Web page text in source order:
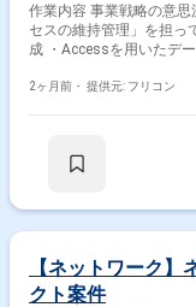
作業内容 事業戦略の意
セスの維持管理」を担っ
成 ・Accessを用いたデ
RPAによる自動処理の引
2ヶ月前・ 提供元: フリコン
【ネットワーク
クト案件